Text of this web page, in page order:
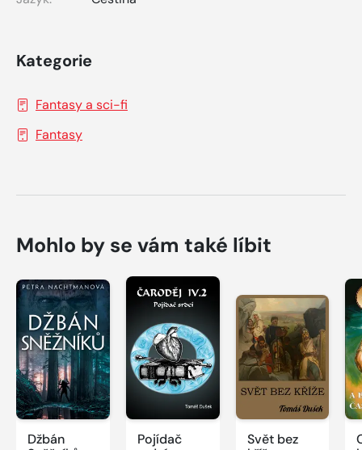
Kategorie
Fantasy a sci-fi
Fantasy
Mohlo by se vám také líbit
Džbán
Pojídač
Svět bez